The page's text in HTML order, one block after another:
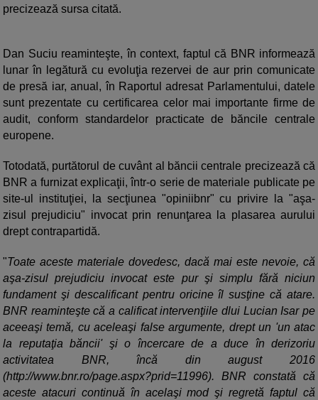
precizează sursa citată.
Dan Suciu reaminteşte, în context, faptul că BNR informează
lunar în legătură cu evoluţia rezervei de aur prin comunicate
de presă iar, anual, în Raportul adresat Parlamentului, datele
sunt prezentate cu certificarea celor mai importante firme de
audit, conform standardelor practicate de băncile centrale
europene.
Totodată, purtătorul de cuvânt al băncii centrale precizează că
BNR a furnizat explicaţii, într-o serie de materiale publicate pe
site-ul instituţiei, la secţiunea "opiniibnr" cu privire la "aşa-
zisul prejudiciu" invocat prin renunţarea la plasarea aurului
drept contrapartidă.
"Toate aceste materiale dovedesc, dacă mai este nevoie, că
aşa-zisul prejudiciu invocat este pur şi simplu fără niciun
fundament şi descalificant pentru oricine îl susţine că atare.
BNR reaminteşte că a calificat intervenţiile dlui Lucian Isar pe
aceeaşi temă, cu aceleaşi false argumente, drept un 'un atac
la reputaţia băncii' şi o încercare de a duce în derizoriu
activitatea BNR, încă din august 2016
(http://www.bnr.ro/page.aspx?prid=11996). BNR constată că
aceste atacuri continuă în acelaşi mod şi regretă faptul că